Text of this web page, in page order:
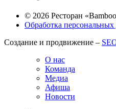
© 2026 Ресторан
Обработка
Создание и продвижение –
О нас
Команда
Медиа
Афиша
Новости